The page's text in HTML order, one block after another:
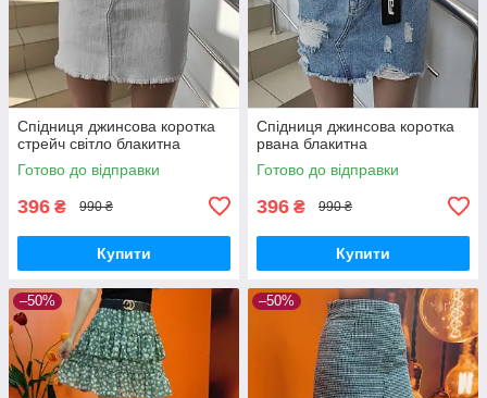
Спідниця джинсова коротка
стрейч світло блакитна
Готово до відправки
396 ₴ 990 ₴
Купити
Cпідниця джинсова коротка
рвана блакитна
Готово до відправки
396 ₴ 990 ₴
Купити
–50% –50%